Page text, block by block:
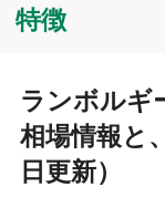
特徴
ランボルギ
相場情報と
日更新）